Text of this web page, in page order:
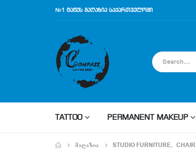
№1 ტატუს მაღაზია საქართველოში
TATTOO PERMANENT MAKEUP
ᲛᲐᲦᲐᲖᲘᲐ STUDIO FURNITURE, CHAIR